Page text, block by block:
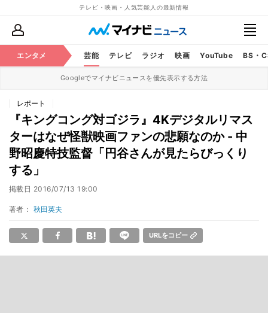
テレビ・映画・人気芸能人の最新情報
エンタメ 芸能 テレビ ラジオ 映画 YouTube BS・
Googleでマイナビニュースを優先表示する方法
レポート
『キングコング対ゴジラ』4Kデジタルリマス
ターはなぜ怪獣映画ファンの悲願なのか - 中
野昭慶特技監督「円谷さんが見たらびっくり
する」
掲載日 2016/07/13 19:00
著者： 秋田英夫
URLをコピー